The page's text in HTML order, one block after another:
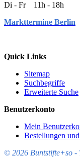
Di - Fr 11h - 18h
Markttermine Berlin
Quick Links
Sitemap
Suchbegriffe
Erweiterte Suche
Benutzerkonto
Mein
Bestellungen
© 2026 Buntstifte+so -